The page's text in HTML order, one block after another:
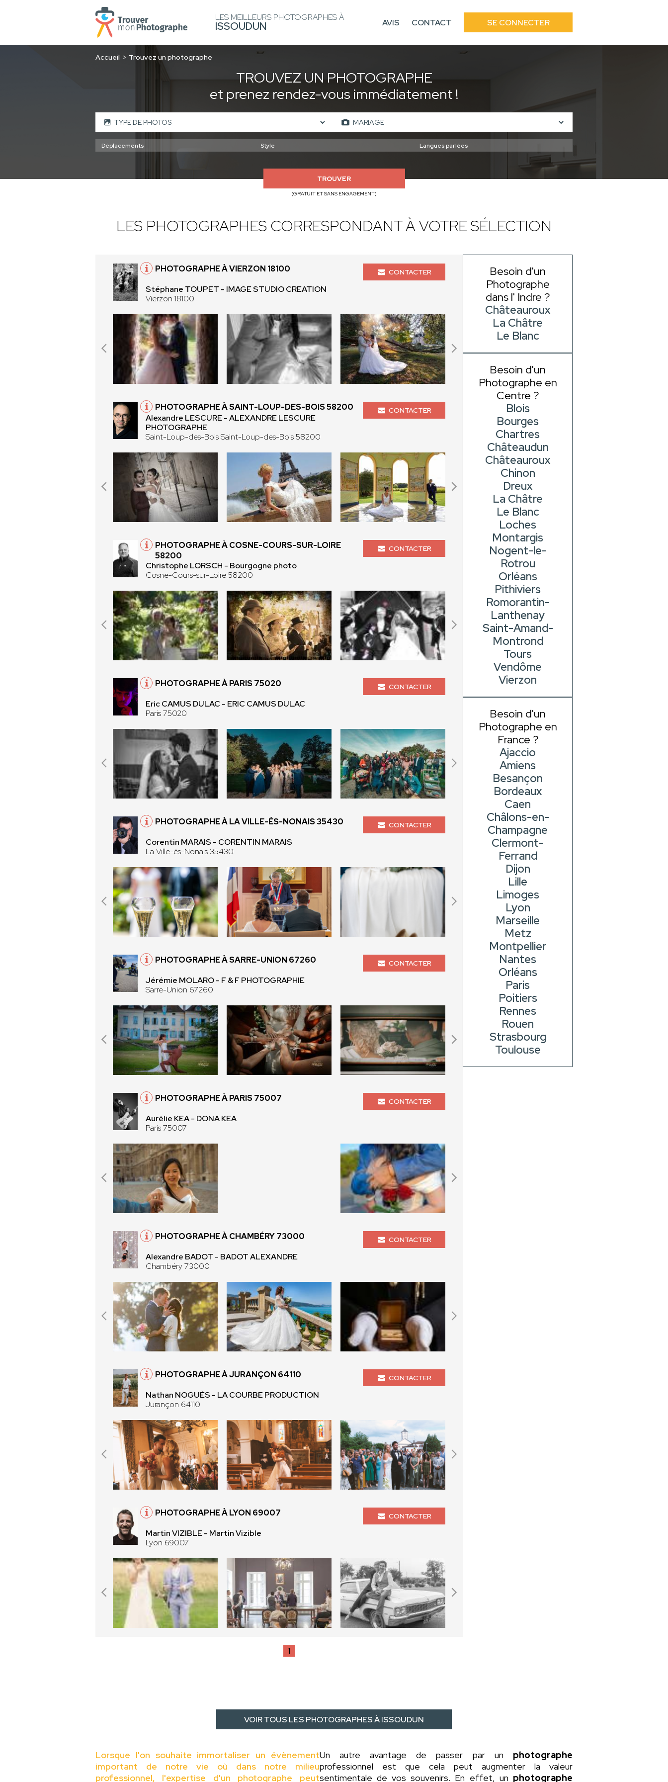
LES MEILLEURS PHOTOGRAPHES À
ISSOUDUN AVIS CONTACT SE CONNECTER
Accueil Trouvez un photographe
TROUVEZ UN PHOTOGRAPHE
et prenez rendez-vous immédiatement !
TROUVER
(GRATUIT ET SANS ENGAGEMENT)
LES PHOTOGRAPHES CORRESPONDANT À VOTRE SÉLECTION
PHOTOGRAPHE À VIERZON 18100
Stéphane TOUPET - IMAGE STUDIO CREATION
Vierzon 18100
CONTACTER
PHOTOGRAPHE À SAINT-LOUP-DES-BOIS 58200
Alexandre LESCURE - ALEXANDRE LESCURE
PHOTOGRAPHE
Saint-Loup-des-Bois Saint-Loup-des-Bois 58200
CONTACTER
PHOTOGRAPHE À COSNE-COURS-SUR-LOIRE
58200
Christophe LORSCH - Bourgogne photo
Cosne-Cours-sur-Loire 58200
CONTACTER
PHOTOGRAPHE À PARIS 75020
Eric CAMUS DULAC - ERIC CAMUS DULAC
Paris 75020
CONTACTER
PHOTOGRAPHE À LA VILLE-ÉS-NONAIS 35430
Corentin MARAIS - CORENTIN MARAIS
La Ville-és-Nonais 35430
CONTACTER
PHOTOGRAPHE À SARRE-UNION 67260
Jérémie MOLARO - F & F PHOTOGRAPHIE
Sarre-Union 67260
CONTACTER
PHOTOGRAPHE À PARIS 75007
Aurélie KEA - DONA KEA
Paris 75007
CONTACTER
PHOTOGRAPHE À CHAMBÉRY 73000
Alexandre BADOT - BADOT ALEXANDRE
Chambéry 73000
CONTACTER
PHOTOGRAPHE À JURANÇON 64110
Nathan NOGUÈS - LA COURBE PRODUCTION
Jurançon 64110
CONTACTER
PHOTOGRAPHE À LYON 69007
Martin VIZIBLE - Martin Vizible
Lyon 69007
CONTACTER
1
Besoin d'un
Photographe
dans l' Indre ?
Châteauroux
La Châtre
Le Blanc
Besoin d'un
Photographe en
Centre ?
Blois
Bourges
Chartres
Châteaudun
Châteauroux
Chinon
Dreux
La Châtre
Le Blanc
Loches
Montargis
Nogent-le-
Rotrou
Orléans
Pithiviers
Romorantin-
Lanthenay
Saint-Amand-
Montrond
Tours
Vendôme
Vierzon
Besoin d'un
Photographe en
France ?
Ajaccio
Amiens
Besançon
Bordeaux
Caen
Châlons-en-
Champagne
Clermont-
Ferrand
Dijon
Lille
Limoges
Lyon
Marseille
Metz
Montpellier
Nantes
Orléans
Paris
Poitiers
Rennes
Rouen
Strasbourg
Toulouse
VOIR TOUS LES PHOTOGRAPHES À ISSOUDUN
Lorsque l'on souhaite immortaliser un évènement
important de notre vie où dans notre milieu
professionnel, l'expertise d'un photographe peut
Un autre avantage de passer par un photographe
professionnel est que cela peut augmenter la valeur
sentimentale de vos souvenirs. En effet, un photographe